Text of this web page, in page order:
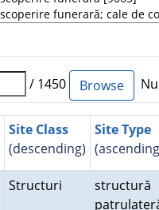
/ 1450
Site Class
(descending)
Site Type
Structuri
structură